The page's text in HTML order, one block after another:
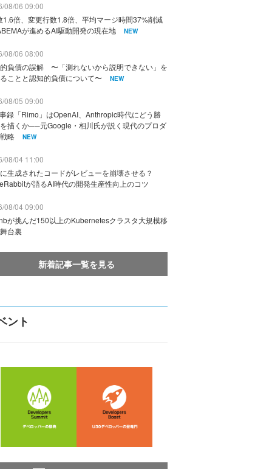
08/06 09:00
1.6倍、変更行数1.8倍、平均マージ時間37%削減
が進めるAI駆動開発の現在地
NEW
08/06 08:00
負債の誤解 〜「測れないから説明できない」を
ことと認知的負債について〜
NEW
08/05 09:00
録「Rimo」はOpenAI、Anthropic時代にどう勝
描くか──元Google・相川氏が説く現代のプロダ
略
NEW
08/04 11:00
生成されたコードがレビューを崩壊させる？
が語るAI時代の開発生産性向上のコツ
08/04 09:00
が挑んだ150以上のKubernetesクラスタ大規模移
台裏
新着記事一覧を見る
ント